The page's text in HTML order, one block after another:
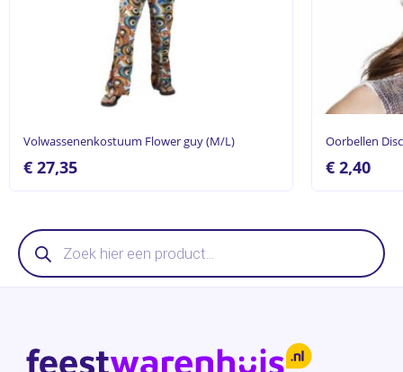
Volwassenenkostuum Flower guy (M/L)
€ 27,35
Oorbellen
€ 2,40
Producten
zoeken